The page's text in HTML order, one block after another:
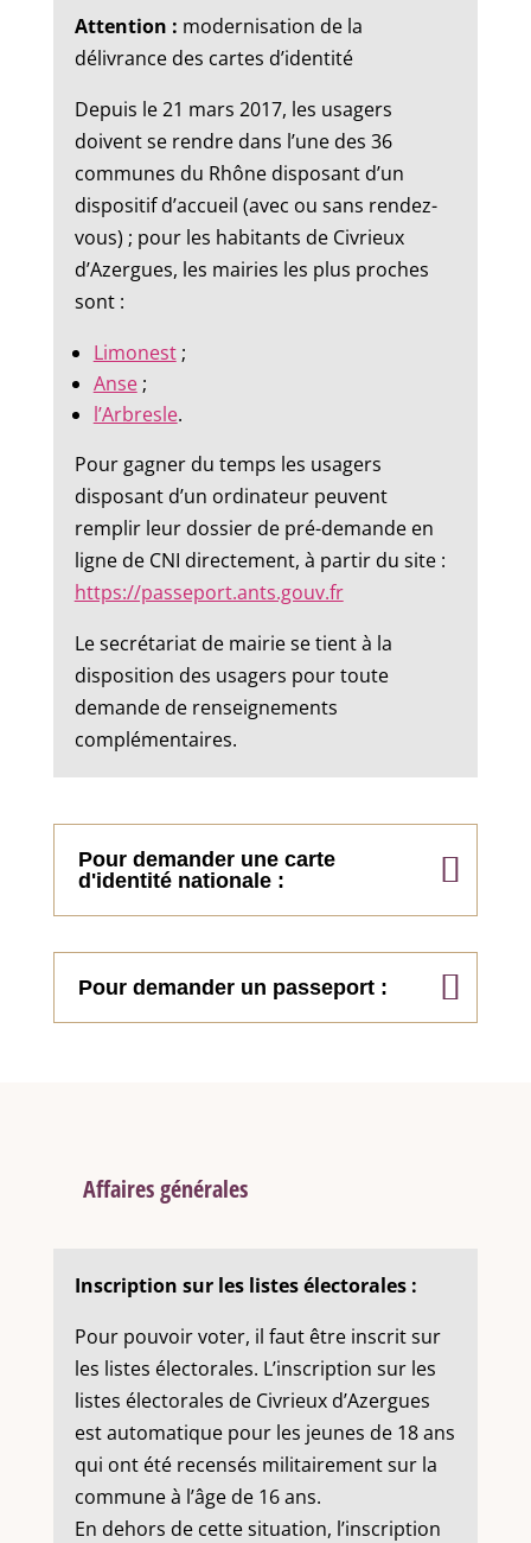
Attention : modernisation de la
délivrance des cartes d’identité
Depuis le 21 mars 2017, les usagers
doivent se rendre dans l’une des 36
communes du Rhône disposant d’un
dispositif d’accueil (avec ou sans rendez-
vous) ; pour les habitants de Civrieux
d’Azergues, les mairies les plus proches
sont :
Limonest;
Anse;
l’Arbresle.
Pour gagner du temps les usagers
disposant d’un ordinateur peuvent
remplir leur dossier de pré-demande en
ligne de CNI directement, à partir du site :
https://passeport.ants.gouv.fr
Le secrétariat de mairie se tient à la
disposition des usagers pour toute
demande de renseignements
complémentaires.
Pour demander une carte
d'identité nationale :
Pour demander un passeport :
Affaires générales
Inscription sur les listes électorales :
Pour pouvoir voter, il faut être inscrit sur
les listes électorales. L’inscription sur les
listes électorales de Civrieux d’Azergues
est automatique pour les jeunes de 18 ans
qui ont été recensés militairement sur la
commune à l’âge de 16 ans.
En dehors de cette situation, l’inscription